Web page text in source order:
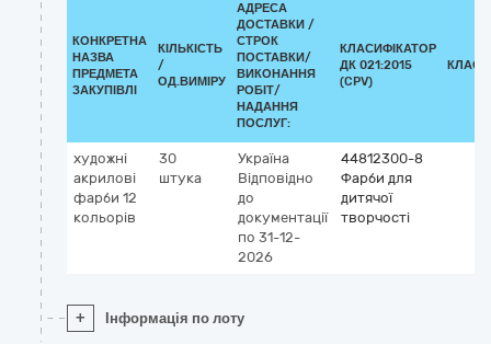
КОНКРЕТНА
НАЗВА
ПРЕДМЕТА
ЗАКУПІВЛІ
КІЛЬКІСТЬ
/
ОД.ВИМІРУ
АДРЕСА
ДОСТАВКИ /
СТРОК
ПОСТАВКИ/
ВИКОНАННЯ
РОБІТ/
НАДАННЯ
ПОСЛУГ:
КЛАСИФІКАТОР
ДК 021:2015
(CPV)
художні
акрилові
фарби 12
кольорів
30
штука
Україна
Відповідно
до
документації
по 31-12-
2026
44812300-8
Фарби для
дитячої
творчості
+ Інформація по лоту